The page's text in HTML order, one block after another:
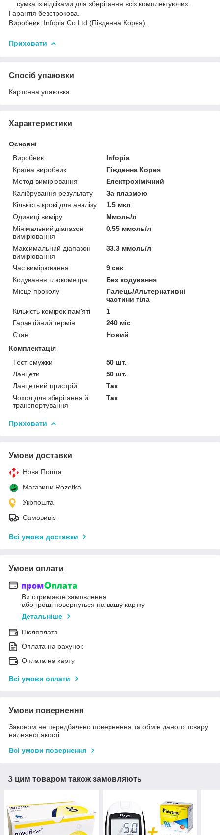
сумка із відсіками для зберігання всіх комплектуючих.
Гарантія безстрокова.
Виробник: Infopia Co Ltd (Південна Корея).
Приховати
Спосіб упаковки
Картонна упаковка
Характеристики
Основні
Виробник
Infopia
Країна виробник
Південна Корея
Метод вимірювання
Електрохімічний
Калібрування результату
За плазмою
Кількість крові для аналізу
1.5 мкл
Одиниці виміру
Ммоль/л
Мінімальний діапазон
вимірювання
0.55 ммоль/л
Максимальний діапазон
вимірювання
33.3 ммоль/л
Час вимірювання
9 сек
Кодування глюкометра
Без кодування
Місце проколу
Палець/Альтернативні
частини тіла
Кількість комірок пам'яті
1
Гарантійний термін
240 міс
Стан
Новий
Комплектація
Тест-смужки
50 шт.
Ланцети
50 шт.
Ланцетний пристрій
Так
Чохол для зберігання й
транспортування
Так
Приховати
Умови доставки
Нова Пошта
Магазини Rozetka
Укрпошта
Самовивіз
Всі умови доставки
Умови оплати
Ви отримаєте замовлення
або гроші повернуться на вашу картку
Детальніше
Післяплата
Оплата на рахунок
Оплата на карту
Всі умови оплати
Умови повернення
Законом не передбачено повернення та обмін даного товару
належної якості
Всі умови повернення
З цим товаром також замовляють